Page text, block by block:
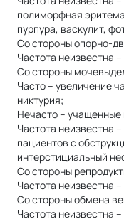
полиморфная
пурпура, васкулит,
Со стороны опорно-
Частота неизвестна
Со стороны
Часто – увеличение
никтурия;
Нечасто –
Частота неизвестна
пациентов с
интерстициальный
Со стороны
Частота неизвестна
Со стороны обмена
Частота неизвестна